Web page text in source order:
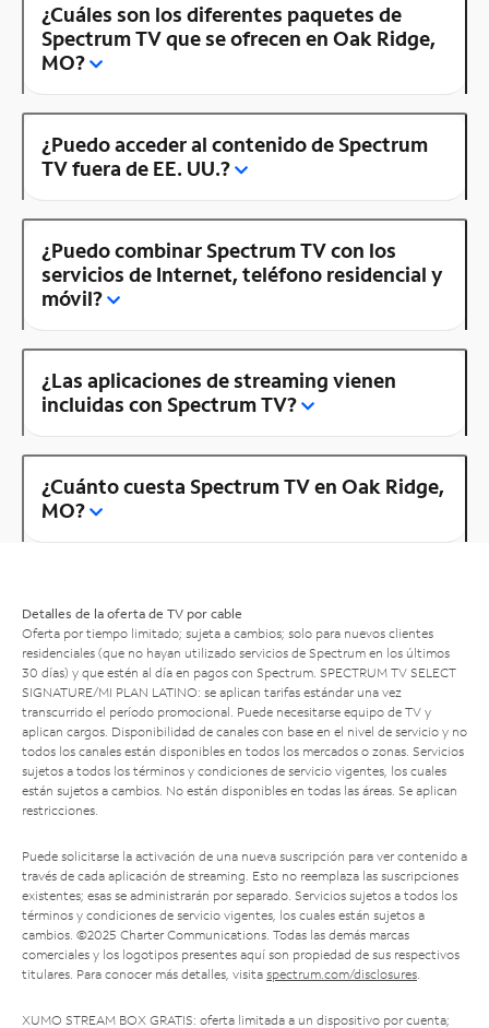
¿Cuáles son los diferentes paquetes de
Spectrum TV que se ofrecen en Oak Ridge,
MO?
¿Puedo acceder al contenido de Spectrum
TV fuera de EE. UU.?
¿Puedo combinar Spectrum TV con los
servicios de Internet, teléfono residencial y
móvil?
¿Las aplicaciones de streaming vienen
incluidas con Spectrum TV?
¿Cuánto cuesta Spectrum TV en Oak Ridge,
MO?
Detalles de la oferta de TV por cable
Oferta por tiempo limitado; sujeta a cambios; solo para nuevos clientes
residenciales (que no hayan utilizado servicios de Spectrum en los últimos
30 días) y que estén al día en pagos con Spectrum. SPECTRUM TV SELECT
SIGNATURE/MI PLAN LATINO: se aplican tarifas estándar una vez
transcurrido el período promocional. Puede necesitarse equipo de TV y
aplican cargos. Disponibilidad de canales con base en el nivel de servicio y no
todos los canales están disponibles en todos los mercados o zonas. Servicios
sujetos a todos los términos y condiciones de servicio vigentes, los cuales
están sujetos a cambios. No están disponibles en todas las áreas. Se aplican
restricciones.
Puede solicitarse la activación de una nueva suscripción para ver contenido a
través de cada aplicación de streaming. Esto no reemplaza las suscripciones
existentes; esas se administrarán por separado. Servicios sujetos a todos los
términos y condiciones de servicio vigentes, los cuales están sujetos a
cambios. ©2025 Charter Communications. Todas las demás marcas
comerciales y los logotipos presentes aquí son propiedad de sus respectivos
titulares. Para conocer más detalles, visita spectrum.com/disclosures.
XUMO STREAM BOX GRATIS: oferta limitada a un dispositivo por cuenta;